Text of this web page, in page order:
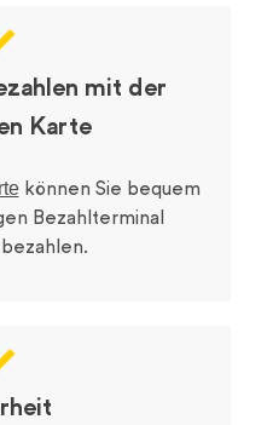
mit der
Karte
können Sie bequem
Bezahlterminal